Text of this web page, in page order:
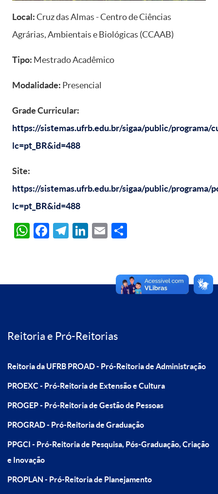
Local:Cruz das Almas - Centro de Ciências
Agrárias, Ambientais e Biológicas (CCAAB)
Tipo: Mestrado Acadêmico
Modalidade: Presencial
Grade Curricular:
https://sistemas.ufrb.edu.br/sigaa/public/programa/
lc=pt_BR&id=488
Site:
https://sistemas.ufrb.edu.br/sigaa/public/programa/
lc=pt_BR&id=488
WhatsApp
Facebook
Telegram
LinkedIn
Email
Reitoria e Pró-Reitorias
Reitoria da UFRB PROAD - Pró-Reitoria de Administração
PROEXC - Pró-Reitoria de Extensão e Cultura
PROGEP - Pró-Reitoria de Gestão de Pessoas
PROGRAD - Pró-Reitoria de Graduação
PPGCI - Pró-Reitoria de Pesquisa, Pós-Graduação, Criação
e Inovação
PROPLAN - Pró-Reitoria de Planejamento